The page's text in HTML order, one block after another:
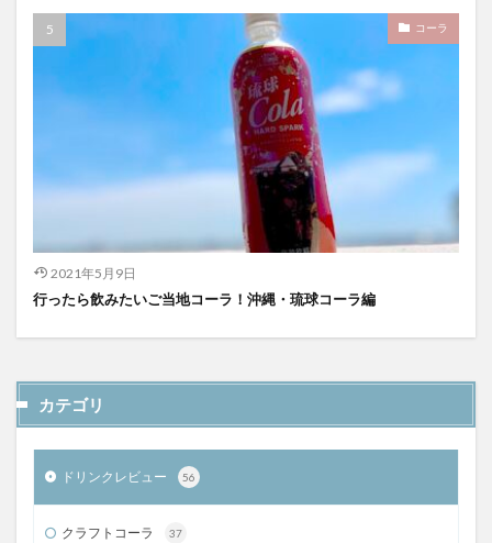
コーラ
2021年5月9日
行ったら飲みたいご当地コーラ！沖縄・琉球コーラ編
カテゴリ
ドリンクレビュー 56
クラフトコーラ 37